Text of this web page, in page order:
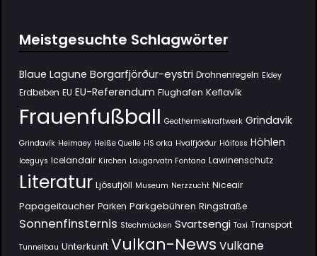
Meistgesuchte Schlagwörter
Blaue Lagune Borgarfjörður-eystri Drohnenregeln Eldey
Erdbeben EU EU-Referendum Flughafen Keflavík
Frauenfußball Geothermiekraftwerk Grindavik
Grindavík Heimaey Heiße Quelle HS orka Hvalfjörður Háifoss Höhlen
Iceguys Icelandair Kirchen Laugarvatn Fontana Lawinenschutz
Literatur Ljósufjöll Museum Nerzzucht Niceair
Papageitaucher Parken Parkgebühren Ringstraße
Sonnenfinsternis Stechmücken Svartsengi Taxi Transport
Tunnelbau Unterkunft Vulkan-News Vulkane